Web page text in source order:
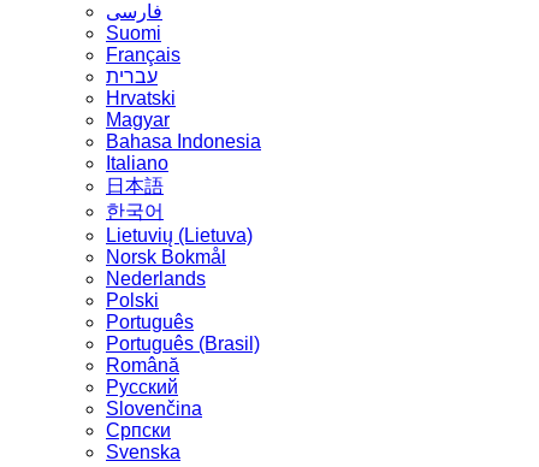
فارسی
Suomi
Français
עברית
Hrvatski
Magyar
Bahasa Indonesia
Italiano
日本語
한국어
Lietuvių (Lietuva)
‪Norsk Bokmål‬
Nederlands
Polski
Português
Português (Brasil)
Română
Русский
Slovenčina
Српски
Svenska